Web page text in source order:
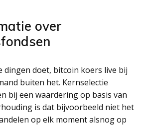
over
dingen doet, bitcoin koers live bij
buiten het. Kernselectie
bij een waardering op basis van
is dat bijvoorbeeld niet het
op elk moment alsnog op